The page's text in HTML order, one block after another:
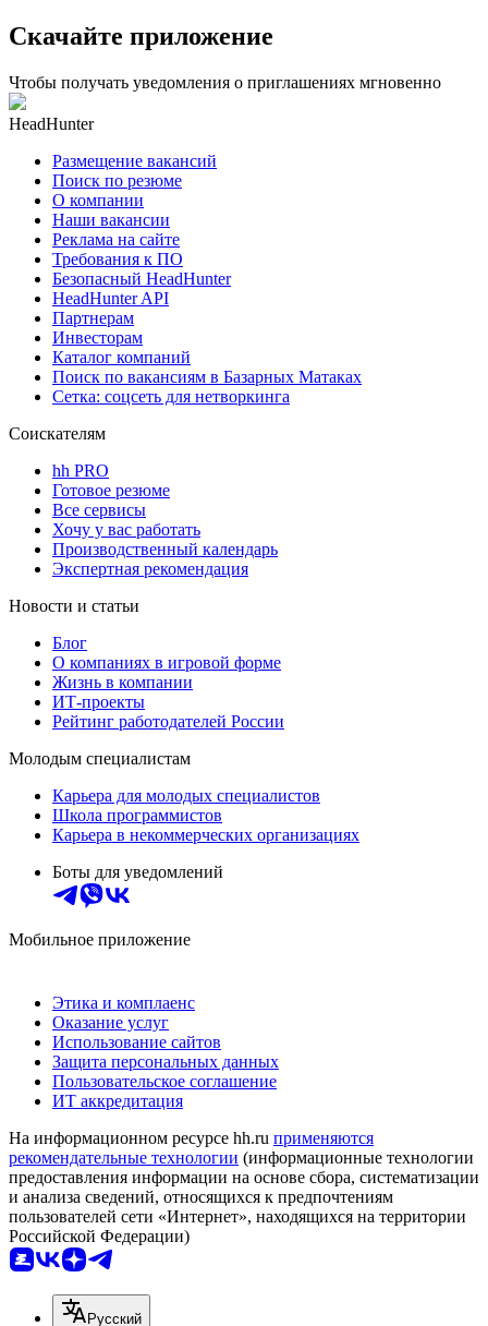
Скачайте приложение
Чтобы получать уведомления о приглашениях мгновенно
HeadHunter
Размещение вакансий
Поиск по резюме
О компании
Наши вакансии
Реклама на сайте
Требования к ПО
Безопасный HeadHunter
HeadHunter API
Партнерам
Инвесторам
Каталог компаний
Поиск по вакансиям в Базарных Матаках
Сетка: соцсеть для нетворкинга
Соискателям
hh PRO
Готовое резюме
Все сервисы
Хочу у вас работать
Производственный календарь
Экспертная рекомендация
Новости и статьи
Блог
О компаниях в игровой форме
Жизнь в компании
ИТ-проекты
Рейтинг работодателей России
Молодым специалистам
Карьера для молодых специалистов
Школа программистов
Карьера в некоммерческих организациях
Боты для уведомлений
Мобильное приложение
Этика и комплаенс
Оказание услуг
Использование сайтов
Защита персональных данных
Пользовательское соглашение
ИТ аккредитация
На информационном ресурсе hh.ru применяются
рекомендательные технологии (информационные технологии
предоставления информации на основе сбора, систематизации
и анализа сведений, относящихся к предпочтениям
пользователей сети «Интернет», находящихся на территории
Российской Федерации)
Русский